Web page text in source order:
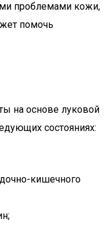
проблемами кожи,
помочь
на основе луковой
состояниях:
кишечного